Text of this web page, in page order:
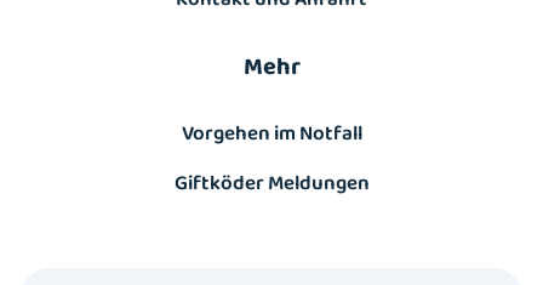
Mehr
Vorgehen im Notfall
Giftköder Meldungen